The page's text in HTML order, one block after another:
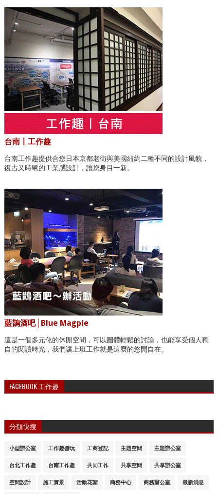
台南〡工作趣
台南工作趣提供合您日本京都老街與美國紐約二種不同的設計風貌，
復古又時髦的工業感設計，讓您身目一新。
藍鵲酒吧│Blue Magpie
這是一個多元化的休閒空間，可以團體輕鬆的討論，也能享受個人獨
自的閱讀時光，我們讓上班工作就是這麼的悠閒自在。
FACEBOOK 工作趣
分類快搜
小型辦公室 工作趣醬玩 工商登記 主題空間 主題辦公室
台北工作趣 台南工作趣 共同工作 共享空間 共享辦公室
空間設計 施工實景 活動花絮 商務中心 商務辦公室 最新消息